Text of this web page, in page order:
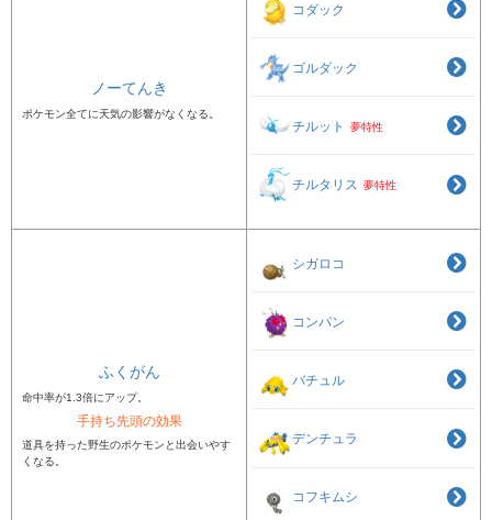
ノーてんき
ポケモン全てに天気の影響がなくなる。
コダック
ゴルダック
チルット 夢特性
チルタリス 夢特性
ふくがん
命中率が1.3倍にアップ。
手持ち先頭の効果
道具を持った野生のポケモンと出会いやす
くなる。
シガロコ
コンパン
バチュル
デンチュラ
コフキムシ